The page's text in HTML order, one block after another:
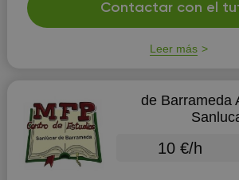
Contactar con el
Leer más
de Barrameda
10 €/h